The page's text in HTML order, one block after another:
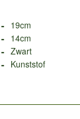
- 19cm
- 14cm
- Zwart
- Kunststof